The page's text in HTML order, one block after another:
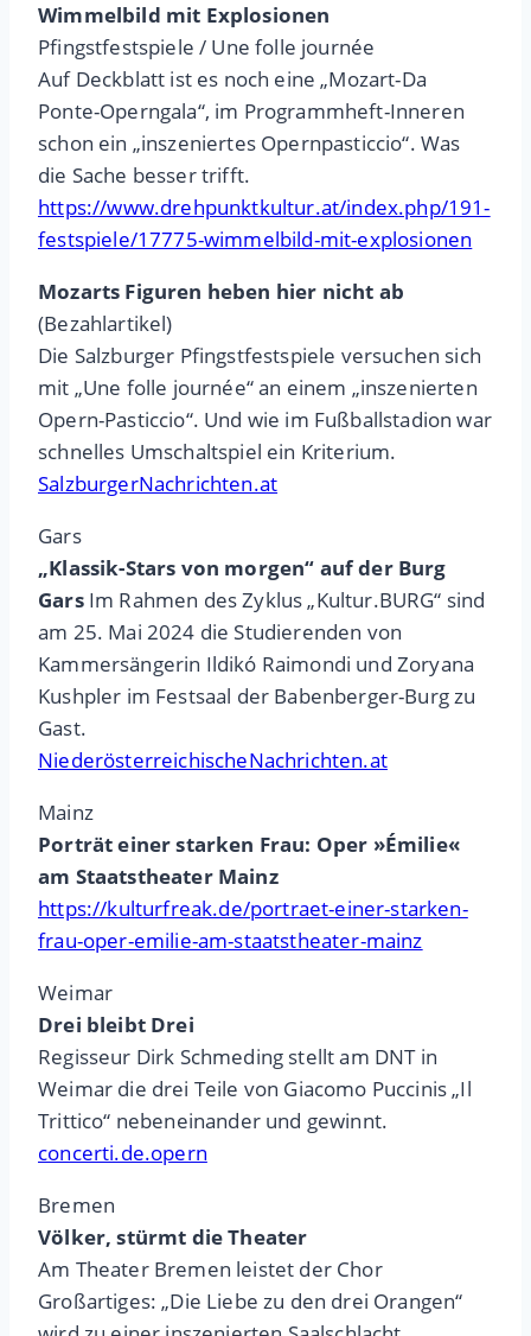
Wimmelbild mit Explosionen
Pfingstfestspiele / Une folle journée
Auf Deckblatt ist es noch eine „Mozart-Da
Ponte-Operngala“, im Programmheft-Inneren
schon ein „inszeniertes Opernpasticcio“. Was
die Sache besser trifft.
https://www.drehpunktkultur.at/index.php/191-
festspiele/17775-wimmelbild-mit-explosionen
Mozarts Figuren heben hier nicht ab
(Bezahlartikel)
Die Salzburger Pfingstfestspiele versuchen sich
mit „Une folle journée“ an einem „inszenierten
Opern-Pasticcio“. Und wie im Fußballstadion war
schnelles Umschaltspiel ein Kriterium.
SalzburgerNachrichten.at
Gars
„Klassik-Stars von morgen“ auf der Burg
GarsIm Rahmen des Zyklus „Kultur.BURG“ sind
am 25. Mai 2024 die Studierenden von
Kammersängerin Ildikó Raimondi und Zoryana
Kushpler im Festsaal der Babenberger-Burg zu
Gast.
NiederösterreichischeNachrichten.at
Mainz
Porträt einer starken Frau: Oper »Émilie«
am Staatstheater Mainz
https://kulturfreak.de/portraet-einer-starken-
frau-oper-emilie-am-staatstheater-mainz
Weimar
Drei bleibt Drei
Regisseur Dirk Schmeding stellt am DNT in
Weimar die drei Teile von Giacomo Puccinis „Il
Trittico“ nebeneinander und gewinnt.
concerti.de.opern
Bremen
Völker, stürmt die Theater
Am Theater Bremen leistet der Chor
Großartiges: „Die Liebe zu den drei Orangen“